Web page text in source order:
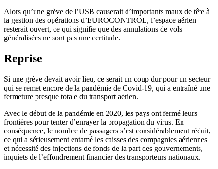
Alors qu’une grève de l’USB causerait d’importants maux de tête à
la gestion des opérations d’EUROCONTROL, l’espace aérien
resterait ouvert, ce qui signifie que des annulations de vols
généralisées ne sont pas une certitude.
Reprise
Si une grève devait avoir lieu, ce serait un coup dur pour un secteur
qui se remet encore de la pandémie de Covid-19, qui a entraîné une
fermeture presque totale du transport aérien.
Avec le début de la pandémie en 2020, les pays ont fermé leurs
frontières pour tenter d’enrayer la propagation du virus. En
conséquence, le nombre de passagers s’est considérablement réduit,
ce qui a sérieusement entamé les caisses des compagnies aériennes
et nécessité des injections de fonds de la part des gouvernements,
inquiets de l’effondrement financier des transporteurs nationaux.